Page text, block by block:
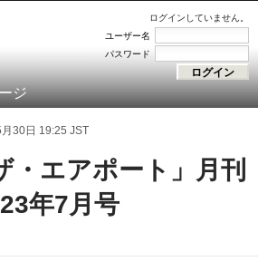
ログインしていません。
ユーザー名
パスワード
ジ
30日 19:25 JST
・エアポート」月刊
年7月号